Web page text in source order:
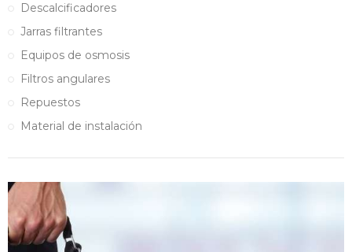
Descalcificadores
Jarras filtrantes
Equipos de osmosis
Filtros angulares
Repuestos
Material de instalación